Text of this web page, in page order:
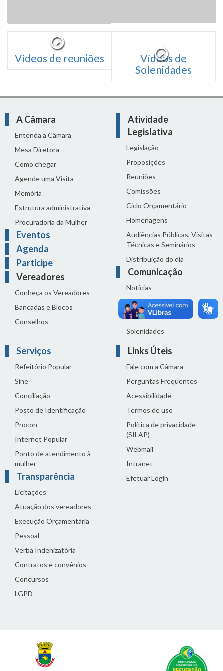
Vídeos de reuniões
Vídeos de
Solenidades
A Câmara
Entenda a Câmara
Mesa Diretora
Como chegar
Agende uma Visita
Memória
Estrutura administrativa
Procuradoria da Mulher
Eventos
Agenda
Participe
Vereadores
Conheça os Vereadores
Bancadas e Blocos
Conselhos
Atividade
Legislativa
Legislação
Proposições
Reuniões
Comissões
Ciclo Orçamentário
Homenagens
Audiências Públicas, Visitas
Técnicas e Seminários
Distribuição do dia
Comunicação
Notícias
Sala de Imprensa
Vídeos de Reuniões
Solenidades
Serviços
Refeitório Popular
Sine
Conciliação
Posto de Identificação
Procon
Internet Popular
Ponto de atendimento à
mulher
Transparência
Licitações
Atuação dos vereadores
Execução Orçamentária
Pessoal
Verba Indenizatória
Contratos e convênios
Concursos
LGPD
Links Úteis
Fale com a Câmara
Perguntas Frequentes
Acessibilidade
Termos de uso
Política de privacidade
(SILAP)
Webmail
Intranet
Efetuar Login